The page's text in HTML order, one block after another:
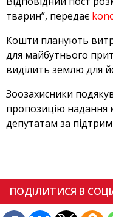
тварин”, передає
Кошти планують
для майбутнього
виділить землю для
Зоозахисники
пропозицію надання
депутатам за
ПОДІЛИТИСЯ В